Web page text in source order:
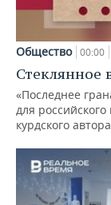
Общество 00:00
Стеклянное
«Последнее
для
курдского